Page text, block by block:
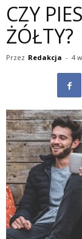
CZY
ŻÓŁTY?
Przez Redakcja - 4